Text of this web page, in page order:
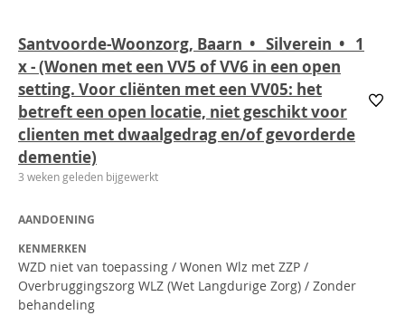
Santvoorde-Woonzorg, Baarn • Silverein • 1
x- (Wonen met een VV5 of VV6 in een open
setting. Voor cliënten met een VV05: het
betreft een open locatie, niet geschikt voor
clienten met dwaalgedrag en/of gevorderde
dementie)
3 weken geleden bijgewerkt
AANDOENING
KENMERKEN
WZD niet van toepassing / Wonen Wlz met ZZP /
Overbruggingszorg WLZ (Wet Langdurige Zorg) / Zonder
behandeling